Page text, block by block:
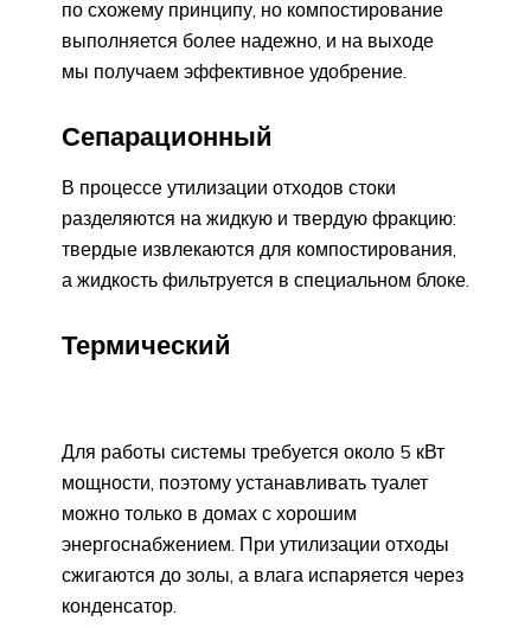
по схожему принципу, но компостирование
выполняется более надежно, и на выходе
мы получаем эффективное удобрение.
Сепарационный
В процессе утилизации отходов стоки
разделяются на жидкую и твердую фракцию:
твердые извлекаются для компостирования,
а жидкость фильтруется в специальном блоке.
Термический
Для работы системы требуется около 5 кВт
мощности, поэтому устанавливать туалет
можно только в домах с хорошим
энергоснабжением. При утилизации отходы
сжигаются до золы, а влага испаряется через
конденсатор.